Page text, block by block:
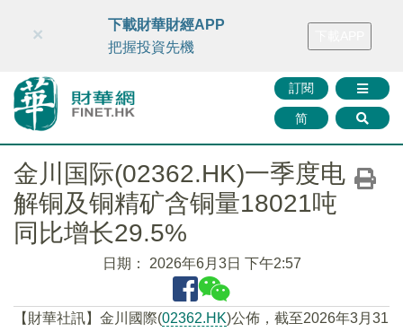
財華智庫網 FINTV FINMETA 財華證券 媒體矩陣
訂閱
简
×
下載財華財經APP
把握投資先機
金川国际(02362.HK)一季度电
解铜及铜精矿含铜量18021吨
同比增长29.5%
日期： 2026年6月3日 下午2:57
​【財華社訊】金川國際(02362.HK)公佈，截至2026年3月31